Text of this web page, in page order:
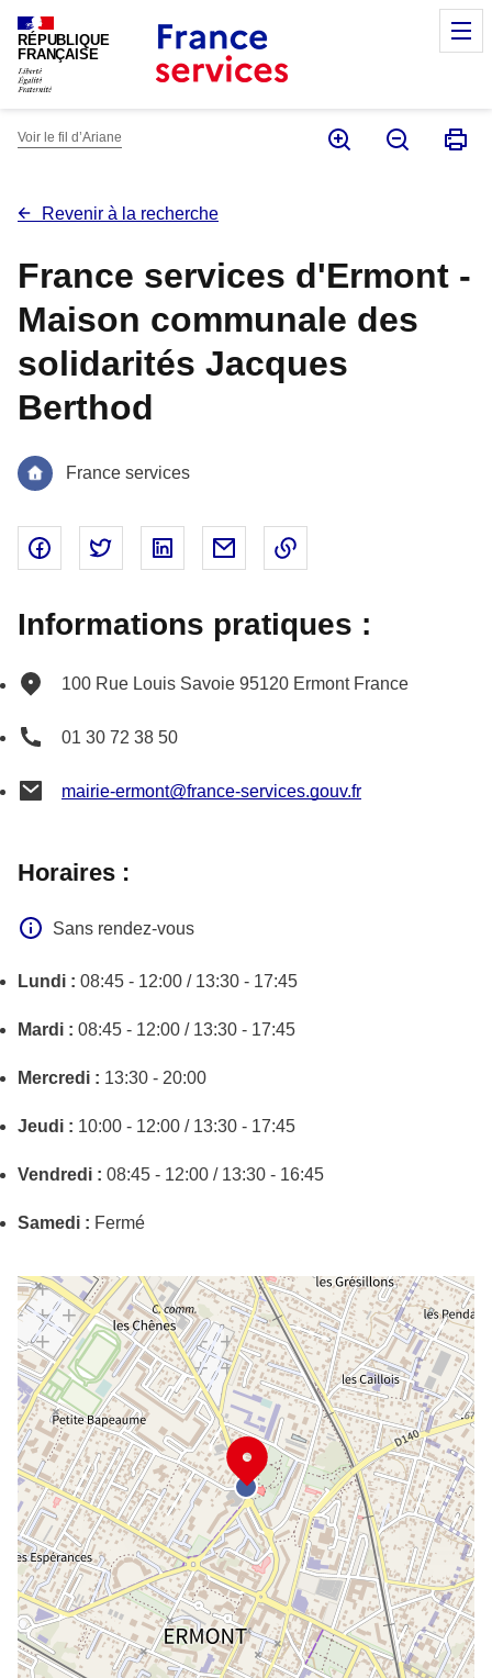
RÉPUBLIQUE
FRANÇAISE
Voir le fil d’Ariane
Revenir à la recherche
France services d'Ermont -
Maison communale des
solidarités Jacques
Berthod
France services
Partager sur Facebook - nouvelle fenêtre
Partager sur Twitter - nouvelle fenêtre
Partager sur Linked In - nouvelle
Partager par email - nouvelle
Informations pratiques :
100 Rue Louis Savoie 95120 Ermont France
01 30 72 38 50
mairie-ermont@france-services.gouv.fr
Horaires :
Sans rendez-vous
Lundi : 08:45 - 12:00 / 13:30 - 17:45
Mardi : 08:45 - 12:00 / 13:30 - 17:45
Mercredi : 13:30 - 20:00
Jeudi : 10:00 - 12:00 / 13:30 - 17:45
Vendredi : 08:45 - 12:00 / 13:30 - 16:45
Samedi : Fermé